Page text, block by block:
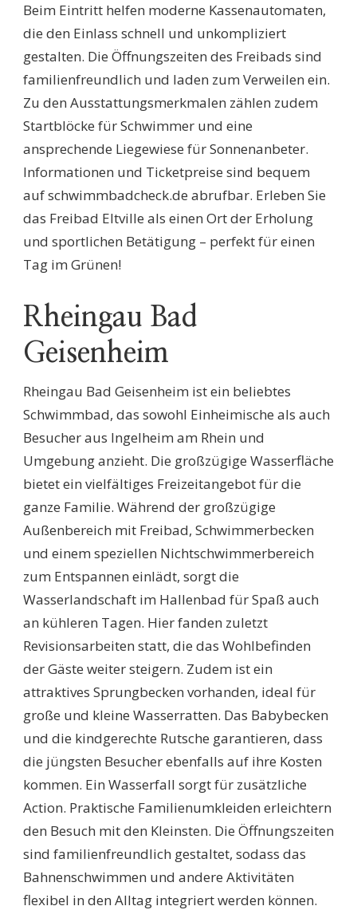
Beim Eintritt helfen moderne Kassenautomaten,
die den Einlass schnell und unkompliziert
gestalten. Die Öffnungszeiten des Freibads sind
familienfreundlich und laden zum Verweilen ein.
Zu den Ausstattungsmerkmalen zählen zudem
Startblöcke für Schwimmer und eine
ansprechende Liegewiese für Sonnenanbeter.
Informationen und Ticketpreise sind bequem
auf schwimmbadcheck.de abrufbar. Erleben Sie
das Freibad Eltville als einen Ort der Erholung
und sportlichen Betätigung – perfekt für einen
Tag im Grünen!
Rheingau Bad
Geisenheim
Rheingau Bad Geisenheim ist ein beliebtes
Schwimmbad, das sowohl Einheimische als auch
Besucher aus Ingelheim am Rhein und
Umgebung anzieht. Die großzügige Wasserfläche
bietet ein vielfältiges Freizeitangebot für die
ganze Familie. Während der großzügige
Außenbereich mit Freibad, Schwimmerbecken
und einem speziellen Nichtschwimmerbereich
zum Entspannen einlädt, sorgt die
Wasserlandschaft im Hallenbad für Spaß auch
an kühleren Tagen. Hier fanden zuletzt
Revisionsarbeiten statt, die das Wohlbefinden
der Gäste weiter steigern. Zudem ist ein
attraktives Sprungbecken vorhanden, ideal für
große und kleine Wasserratten. Das Babybecken
und die kindgerechte Rutsche garantieren, dass
die jüngsten Besucher ebenfalls auf ihre Kosten
kommen. Ein Wasserfall sorgt für zusätzliche
Action. Praktische Familienumkleiden erleichtern
den Besuch mit den Kleinsten. Die Öffnungszeiten
sind familienfreundlich gestaltet, sodass das
Bahnenschwimmen und andere Aktivitäten
flexibel in den Alltag integriert werden können.